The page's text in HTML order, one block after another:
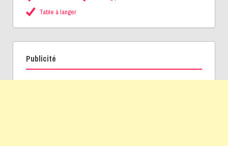
Table à langer
Publicité